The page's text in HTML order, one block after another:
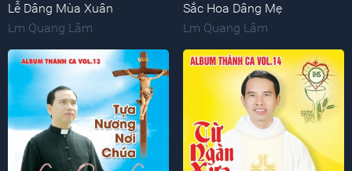
Lễ Dâng Mùa Xuân
Lm Quang Lâm
Sắc Hoa Dâng Mẹ
Lm Quang Lâm